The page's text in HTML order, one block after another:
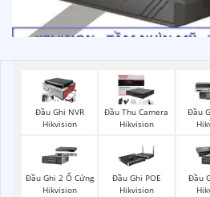
Đầu Ghi NVR
Hikvision
Đầu Thu Camera
Hikvision
Đầu
Đầu Ghi 2 Ổ Cứng
Hikvision
Đầu Ghi POE
Hikvision
Đầu